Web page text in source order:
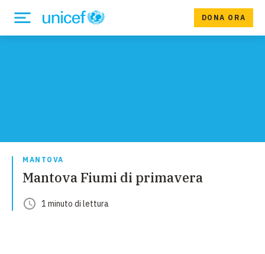
DONA ORA
MANTOVA
Mantova Fiumi di primavera
1 minuto di lettura